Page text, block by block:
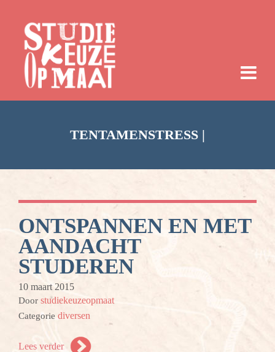
TENTAMENSTRESS |
ONTSPANNEN EN MET
AANDACHT
STUDEREN
10 maart 2015
Door studiekeuzeopmaat
Categorie diversen
Lees verder